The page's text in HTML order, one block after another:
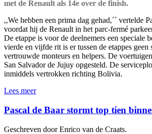
met de Renault als 14e over de finish.
,,We hebben een prima dag gehad,´´ vertelde
voordat hij de Renault in het parc-fermé
De etappe is voor de deelnemers een speciale
vierde en vijfde rit is er tussen de etappes geen
vertrouwde monteurs en helpers. De
San Salvador de Jujuy opgesteld. De
inmiddels vertrokken richting Bolivia.
Lees meer
Pascal de Baar stormt top tien
Geschreven door Enrico van de Craats.